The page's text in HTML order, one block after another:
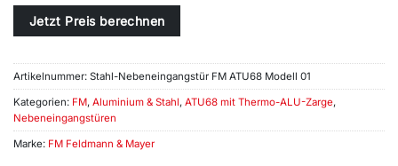
Jetzt Preis berechnen
Artikelnummer: Stahl-Nebeneingangstür FM ATU68 Modell 01
Kategorien: FM, Aluminium & Stahl, ATU68 mit Thermo-ALU-Zarge,
Nebeneingangstüren
Marke: FM Feldmann & Mayer